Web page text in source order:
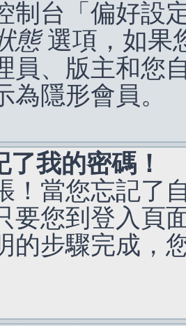
制台「偏好設
態選項，如果
員、版主和您
為隱形會員。
了我的密碼！
！當您忘記了
要您到登入頁
的步驟完成，